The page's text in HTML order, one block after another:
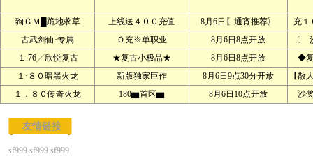
狗ＧＭ█跪地求草 上线送４００充值 8月6日〖通宵推荐〗
充１
古武剑仙·专属
Ｏ充※单职业 8月6日8点开放
〔
１.76╱欣悦复古
★复古小极品★ 8月6日8点开放
◆
１·８０暗黑火龙
新版独家巨作 8月6日9点30分开放
【散
１．８０传奇火龙
180▆首区▆ 8月6日10点开放 沙
友情链接
sf999 sf999 sf999